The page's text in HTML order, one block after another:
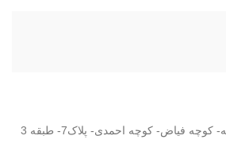
فیاض- کوچه احمدی- پلاک7- طبقه 3